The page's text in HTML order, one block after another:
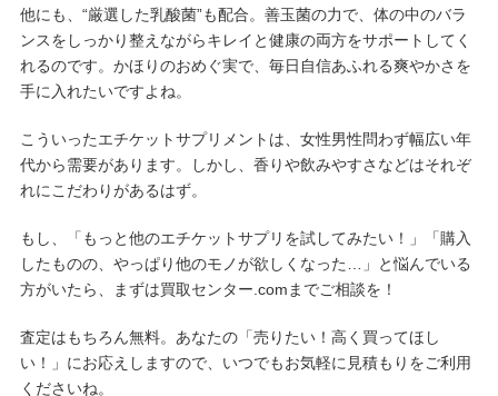
他にも、“厳選した乳酸菌”も配合。善玉菌の力で、体の中のバラ
ンスをしっかり整えながらキレイと健康の両方をサポートしてく
れるのです。かほりのおめぐ実で、毎日自信あふれる爽やかさを
手に入れたいですよね。
こういったエチケットサプリメントは、女性男性問わず幅広い年
代から需要があります。しかし、香りや飲みやすさなどはそれぞ
れにこだわりがあるはず。
もし、「もっと他のエチケットサプリを試してみたい！」「購入
したものの、やっぱり他のモノが欲しくなった…」と悩んでいる
方がいたら、まずは買取センター.comまでご相談を！
査定はもちろん無料。あなたの「売りたい！高く買ってほし
い！」にお応えしますので、いつでもお気軽に見積もりをご利用
くださいね。